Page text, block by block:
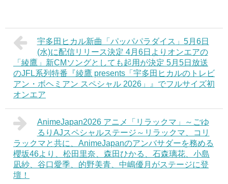
宇多田ヒカル新曲「パッパパラダイス」5月6日
(水)に配信リリース決定 4月6日よりオンエアの
「綾鷹」新CMソングとしても起用が決定 5月5日放送
のJFL系列特番『綾鷹 presents「宇多田ヒカルのトレビ
アン・ボヘミアン スペシャル 2026」』でフルサイズ初
オンエア
AnimeJapan2026 アニメ「リラックマ」～ごゆ
るりAJスペシャルステージ～リラックマ、コリ
ラックマと共に、AnimeJapanのアンバサダーを務める
櫻坂46より、松田里奈、森田ひかる、石森璃花、小島
凪紗、谷口愛季、的野美青、中嶋優月がステージに登
壇！